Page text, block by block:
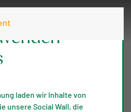
laden wir Inhalte von
unsere Social Wall, die